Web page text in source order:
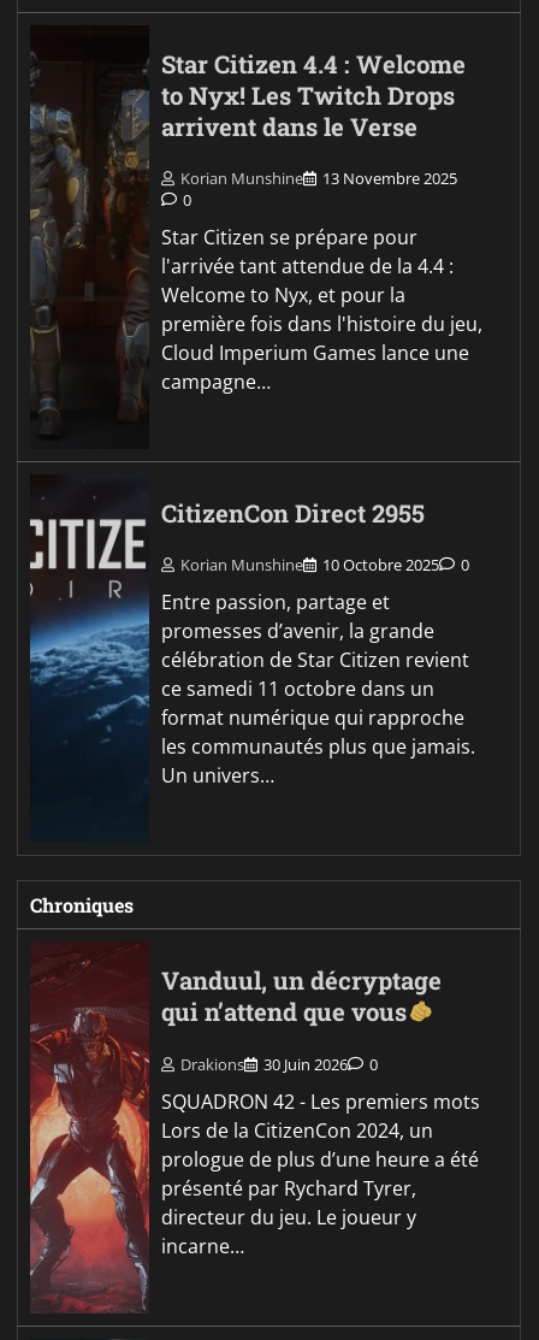
Star Citizen 4.4 : Welcome
to Nyx! Les Twitch Drops
arrivent dans le Verse
Korian Munshine
13 Novembre 2025
0
Star Citizen se prépare pour
l'arrivée tant attendue de la 4.4 :
Welcome to Nyx, et pour la
première fois dans l'histoire du jeu,
Cloud Imperium Games lance une
campagne…
CitizenCon Direct 2955
Korian Munshine 10 Octobre 2025 0
Entre passion, partage et
promesses d’avenir, la grande
célébration de Star Citizen revient
ce samedi 11 octobre dans un
format numérique qui rapproche
les communautés plus que jamais.
Un univers…
Chroniques
Vanduul, un décryptage
qui n’attend que vous
Drakions 30 Juin 2026 0
SQUADRON 42 - Les premiers mots
Lors de la CitizenCon 2024, un
prologue de plus d’une heure a été
présenté par Rychard Tyrer,
directeur du jeu. Le joueur y
incarne…